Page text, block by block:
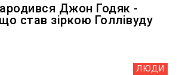
Джон Годяк -
став зіркою Голлівуду
ЛЮДИ